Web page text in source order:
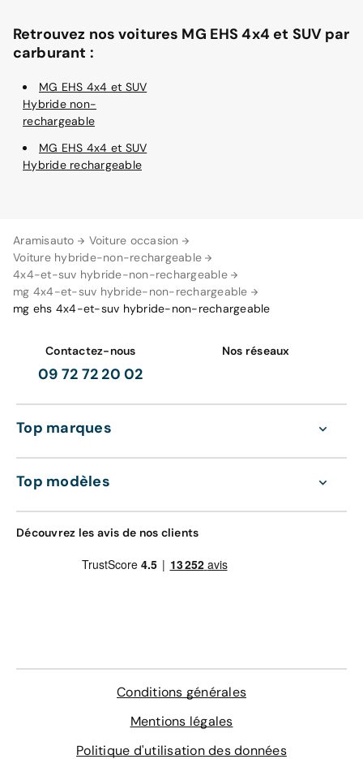
Aramisauto
Voiture occasion
Voiture hybride-non-rechargeable
4x4-et-suv hybride-non-rechargeable
mg 4x4-et-suv hybride-non-rechargeable
mg ehs 4x4-et-suv hybride-non-rechargeable
Retrouvez nos voitures MG EHS 4x4 et SUV par
carburant :
MG EHS 4x4 et SUV
Hybride non-
rechargeable
MG EHS 4x4 et SUV
Hybride rechargeable
Contactez-nous
09 72 72 20 02
Nos réseaux
Top marques
Top modèles
Découvrez les avis de nos clients
Conditions générales
Mentions légales
Politique d'utilisation des données